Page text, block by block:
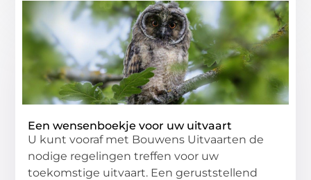
Een wensenboekje voor uw uitvaart
U kunt vooraf met Bouwens Uitvaarten de
nodige regelingen treffen voor uw
toekomstige uitvaart. Een geruststellend